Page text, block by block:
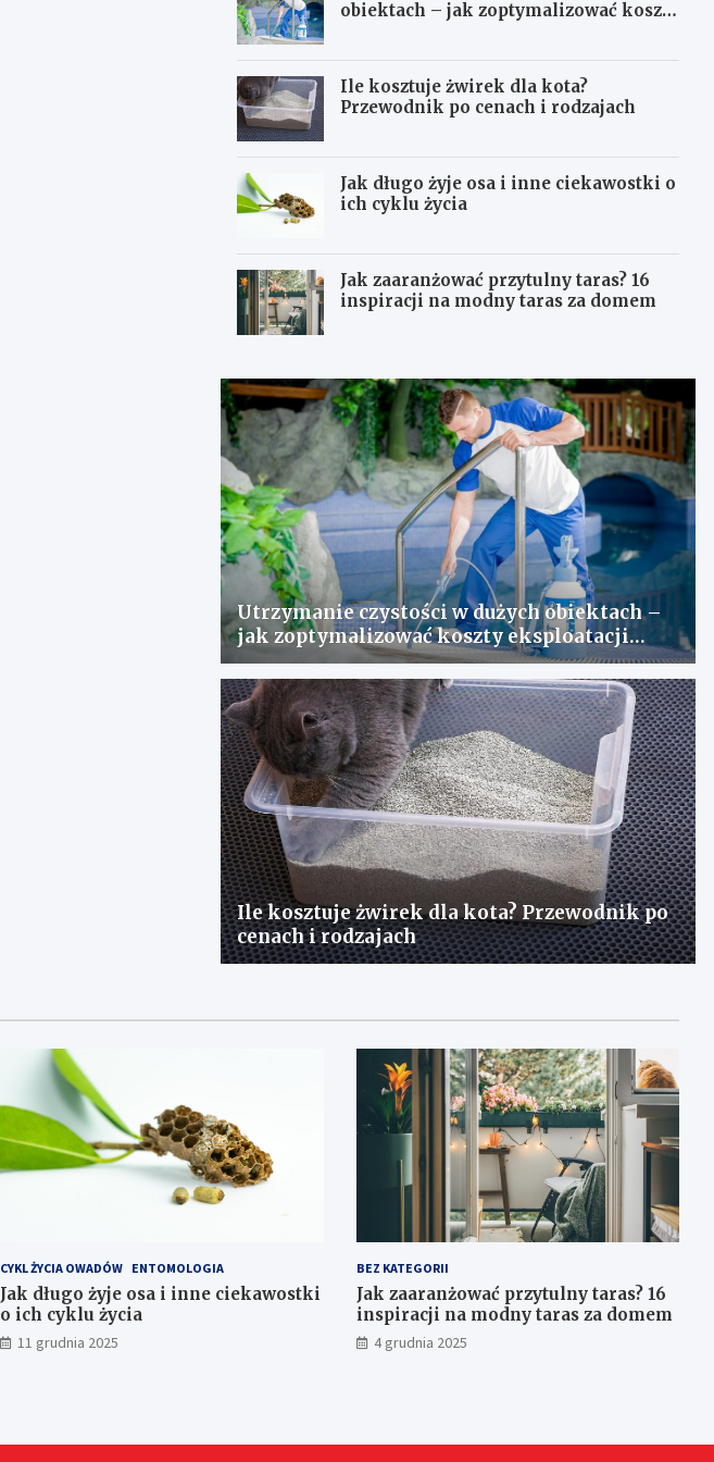
obiektach – jak zoptymalizować koszty
Ile kosztuje żwirek dla kota?
Przewodnik po cenach i rodzajach
Jak długo żyje osa i inne ciekawostki o
ich cyklu życia
Jak zaaranżować przytulny taras? 16
inspiracji na modny taras za domem
Utrzymanie czystości w dużych obiektach –
jak zoptymalizować koszty eksploatacji
sprzętu?
Ile kosztuje żwirek dla kota? Przewodnik po
cenach i rodzajach
CYKL ŻYCIA OWADÓW ENTOMOLOGIA
Jak długo żyje osa i inne ciekawostki
o ich cyklu życia
11 grudnia 2025
BEZ KATEGORII
Jak zaaranżować przytulny taras? 16
inspiracji na modny taras za domem
4 grudnia 2025